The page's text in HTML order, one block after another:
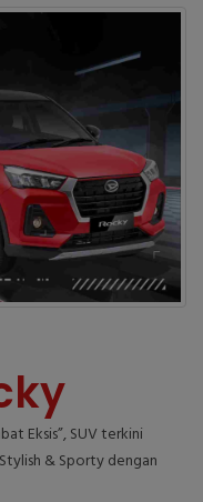
Eksis”, SUV terkini
& Sporty dengan